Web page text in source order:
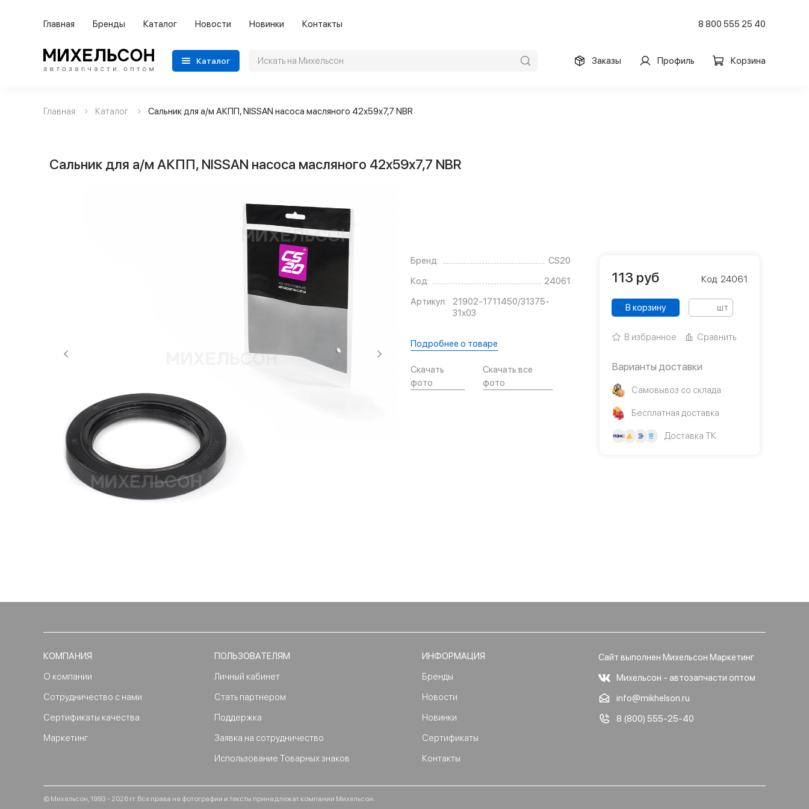
Главная Бренды Каталог Новости Новинки Контакты 8 800 555 25 40
Каталог Заказы Профиль Корзина
Применяемость
Категории автозапчастей
Главная Каталог Сальник для а/м АКПП, NISSAN насоса масляного 42х59х7,7 NBR
Сальник для а/м АКПП, NISSAN насоса масляного 42х59х7,7 NBR
Бренд:
CS20
Код:
24061
Артикул:
21902-1711450/31375-
31х03
Подробнее о товаре
Скачать
фото
Скачать все
фото
113 руб Код: 24061
В корзину шт
В избранное Сравнить
Варианты доставки
Самовывоз со склада
Бесплатная доставка
Доставка ТК
КОМПАНИЯ
О компании
Сотрудничество с нами
Сертификаты качества
Маркетинг
ПОЛЬЗОВАТЕЛЯМ
Личный кабинет
Стать партнером
Поддержка
Заявка на сотрудничество
Использование Товарных знаков
ИНФОРМАЦИЯ
Бренды
Новости
Новинки
Сертификаты
Контакты
Сайт выполнен Михельсон Маркетинг
Михельсон - автозапчасти оптом
info@mikhelson.ru
8 (800) 555-25-40
© Михельсон, 1993 - 2026 гг. Все права на фотографии и тексты принадлежат компании Михельсон.